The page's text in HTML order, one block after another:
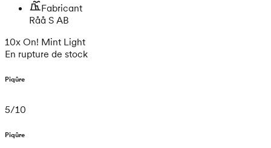
Fabricant
Råå S AB
10x On! Mint Light
En rupture de stock
Piqûre
5/10
Piqûre